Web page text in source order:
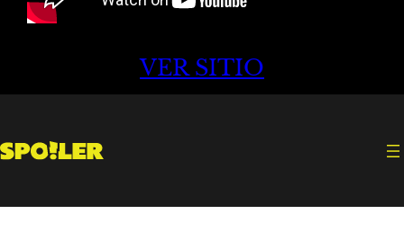
VER SITIO